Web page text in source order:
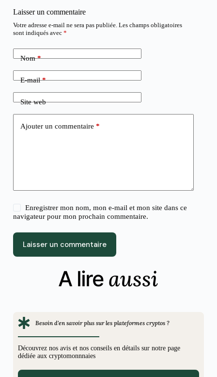
Laisser un commentaire
Votre adresse e-mail ne sera pas publiée. Les champs obligatoires
sont indiqués avec *
Nom*
E-mail*
Site web
Ajouter un commentaire *
Enregistrer mon nom, mon e-mail et mon site dans ce
navigateur pour mon prochain commentaire.
Laisser un commentaire
A lire aussi
Besoin d'en savoir plus sur les plateformes cryptos ?
Découvrez nos avis et nos conseils en détails sur notre page
dédiée aux cryptomonnnaies